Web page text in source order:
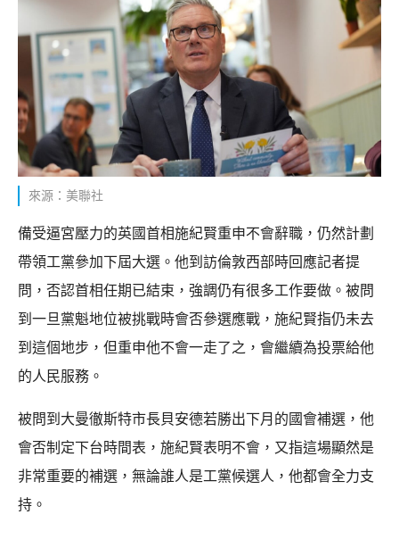
來源：美聯社
備受逼宮壓力的英國首相施紀賢重申不會辭職，仍然計劃
帶領工黨參加下屆大選。他到訪倫敦西部時回應記者提
問，否認首相任期已結束，強調仍有很多工作要做。被問
到一旦黨魁地位被挑戰時會否參選應戰，施紀賢指仍未去
到這個地步，但重申他不會一走了之，會繼續為投票給他
的人民服務。
被問到大曼徹斯特市長貝安德若勝出下月的國會補選，他
會否制定下台時間表，施紀賢表明不會，又指這場顯然是
非常重要的補選，無論誰人是工黨候選人，他都會全力支
持。